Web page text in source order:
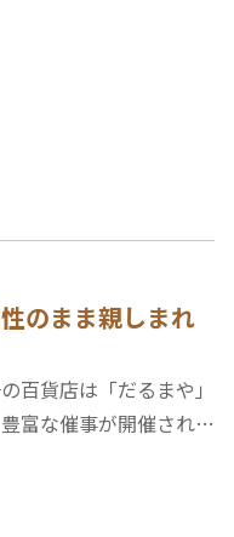
のまま親しまれ
百貨店は「だるまや」
富な催事が開催される